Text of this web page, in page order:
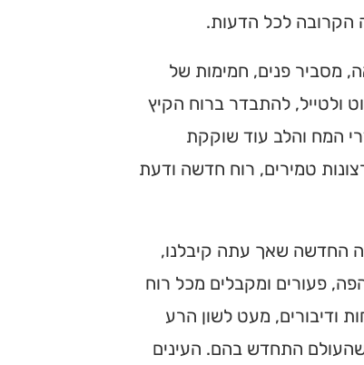
הקרובה לכל הדעות.
מסביר פנים, חמימות של
ולטייל, להתבדר ברוח הקיץ
המח והלב עוד שוקקת
טמירים, רוח חדשה ודעת
החדשה שאך עתה קיבלנו,
פעורים ומקבלים מכל רוח
ודיבורים, מעט לשון הרע
שהעולם התחדש בהם. העינים